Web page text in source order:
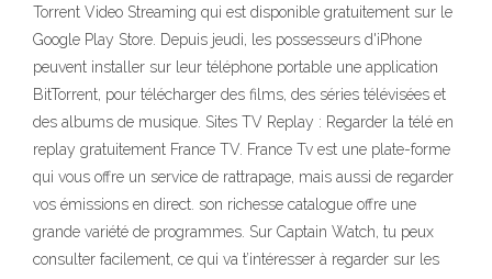
Torrent Video Streaming qui est disponible gratuitement sur le
Google Play Store. Depuis jeudi, les possesseurs d'iPhone
peuvent installer sur leur téléphone portable une application
BitTorrent, pour télécharger des films, des séries télévisées et
des albums de musique. Sites TV Replay : Regarder la télé en
replay gratuitement France TV. France Tv est une plate-forme
qui vous offre un service de rattrapage, mais aussi de regarder
vos émissions en direct. son richesse catalogue offre une
grande variété de programmes. Sur Captain Watch, tu peux
consulter facilement, ce qui va t’intéresser à regarder sur les